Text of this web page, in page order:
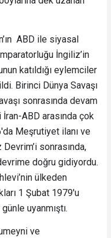
ABD ile siyasal
İngiliz’in
katıldığı eylemciler
Birinci Dünya Savaşı
sonrasında devam
ABD arasında çok
Meşrutiyet ilanı ve
sonrasında,
doğru gidiyordu.
ülkeden
1 Şubat 1979'u
uyanmıştı.
ve